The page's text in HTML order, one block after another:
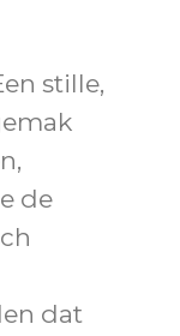
stille,
de
dat